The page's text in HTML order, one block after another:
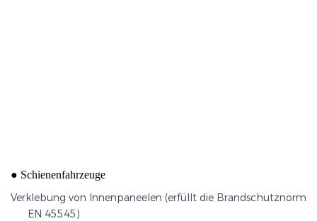
● Schienenfahrzeuge
Verklebung von Innenpaneelen (erfüllt die Brandschutznorm
EN 45545)